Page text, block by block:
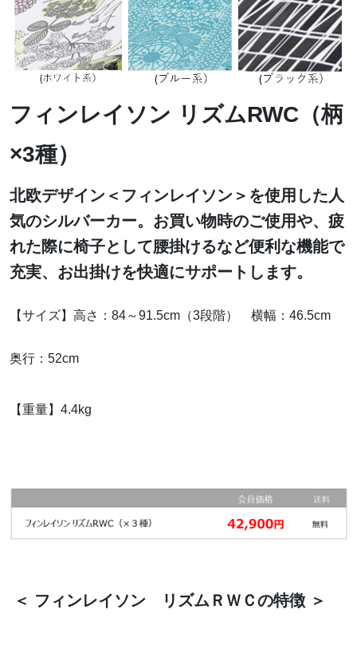
フィンレイソン リズムRWC（柄
×3種）
北欧デザイン＜フィンレイソン＞を使用した人
気のシルバーカー。お買い物時のご使用や、疲
れた際に椅子として腰掛けるなど便利な機能で
充実、お出掛けを快適にサポートします。
【サイズ】高さ：84～91.5cm（3段階） 横幅：46.5cm
奥行：52cm
【重量】4.4kg
フィンレイソン リズムＲＷＣの特徴 ＞